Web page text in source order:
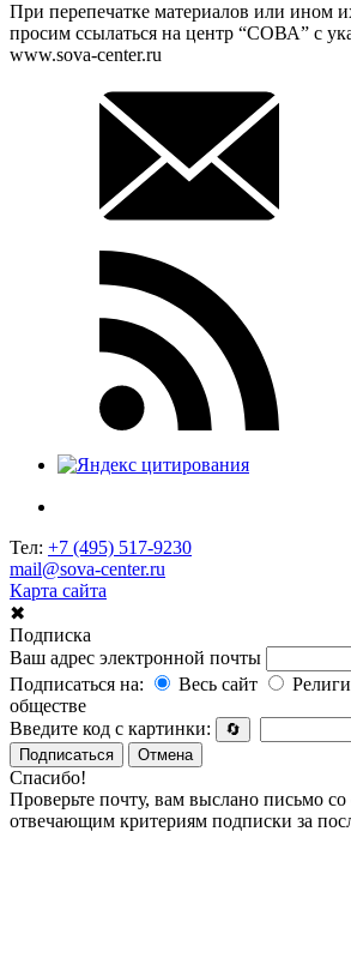
При перепечатке материалов или ином
просим ссылаться на центр “СОВА” с
www.sova-center.ru
Тел: +7 (495) 517-9230
mail@sova-center.ru
Карта сайта
✖
Подписка
Ваш адрес электронной почты
Подписаться на:
Весь сайт
обществе
Введите код с картинки:
🔄
Подписаться
Отмена
Спасибо!
Проверьте почту, вам выслано письмо со
отвечающим критериям подписки за